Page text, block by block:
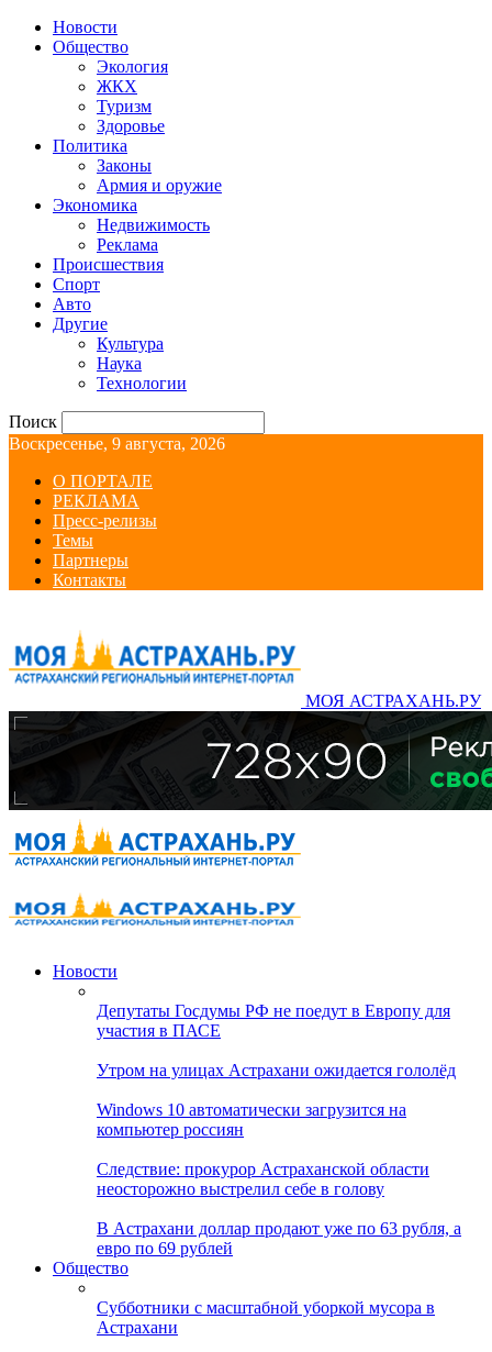
Новости
Общество
Экология
ЖКХ
Туризм
Здоровье
Политика
Законы
Армия и оружие
Экономика
Недвижимость
Реклама
Происшествия
Спорт
Авто
Другие
Культура
Наука
Технологии
Поиск
Воскресенье, 9 августа, 2026
О ПОРТАЛЕ
РЕКЛАМА
Пресс-релизы
Темы
Партнеры
Контакты
МОЯ АСТРАХАНЬ.РУ
Новости
Депутаты Госдумы РФ не поедут в Европу для
участия в ПАСЕ
Утром на улицах Астрахани ожидается гололёд
Windows 10 автоматически загрузится на
компьютер россиян
Следствие: прокурор Астраханской области
неосторожно выстрелил себе в голову
В Астрахани доллар продают уже по 63 рубля, а
евро по 69 рублей
Общество
Субботники с масштабной уборкой мусора в
Астрахани